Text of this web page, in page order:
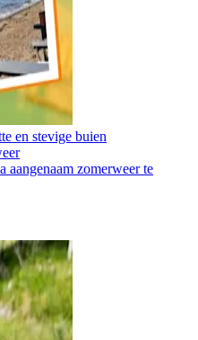
en stevige buien
aangenaam zomerweer te